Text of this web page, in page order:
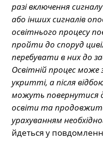
разі включення
або інших сигналів
освітнього процесу
пройти до споруд
перебувати в них до
Освітній процес
укритті, а після
можуть повернутися
освіти та
урахуванням
йдеться у